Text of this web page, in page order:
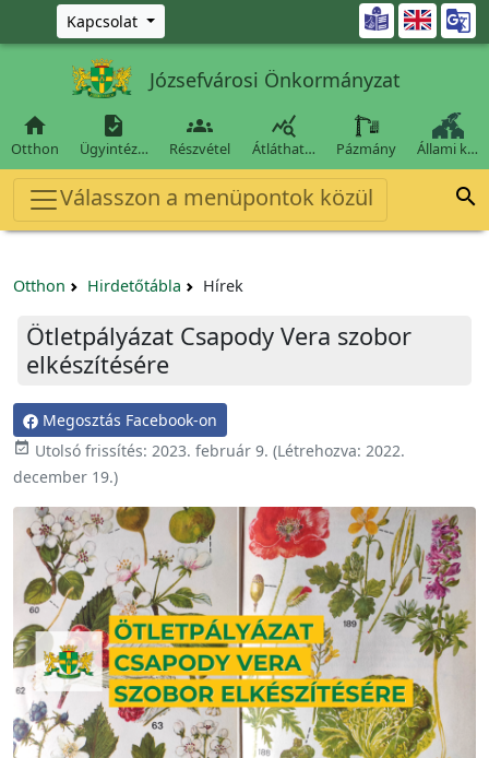
Ugrás a fő tartalomra
Kapcsolat 
Józsefvárosi Önkormányzat

Otthon

Ügyintéz…

Részvétel

Átláthat… Pázmány Állami k…
Válasszon a menüpontok közül 
Otthon Hirdetőtábla Hírek
Ötletpályázat Csapody Vera szobor
elkészítésére
Megosztás Facebook-on
 Utolsó frissítés: 2023. február 9. (Létrehozva: 2022.
december 19.)